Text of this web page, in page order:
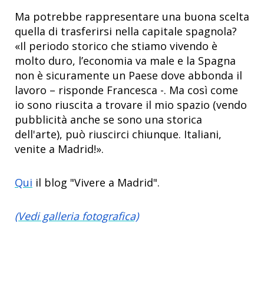
Ma potrebbe rappresentare una buona scelta
quella di trasferirsi nella capitale spagnola?
«Il periodo storico che stiamo vivendo è
molto duro, l’economia va male e la Spagna
non è sicuramente un Paese dove abbonda il
lavoro – risponde Francesca -. Ma così come
io sono riuscita a trovare il mio spazio (vendo
pubblicità anche se sono una storica
dell'arte), può riuscirci chiunque. Italiani,
venite a Madrid!».
Qui il blog "Vivere a Madrid".
(Vedi galleria fotografica)